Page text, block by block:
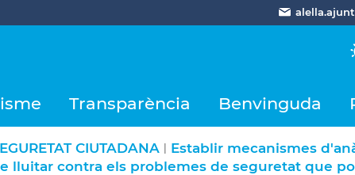
Transparència Benvinguda
CIUTADANA | Establir mecanismes
lluitar contra els problemes de seguretat que